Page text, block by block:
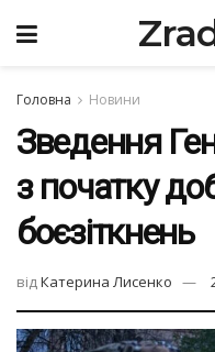
Головна Новини
Зведення
з початку
боєзіткнень
відКатерина Лисенко